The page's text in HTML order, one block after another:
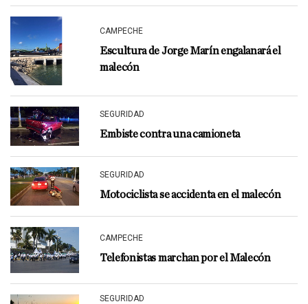
CAMPECHE
Escultura de Jorge Marín engalanará el
malecón
SEGURIDAD
Embiste contra una camioneta
SEGURIDAD
Motociclista se accidenta en el malecón
CAMPECHE
Telefonistas marchan por el Malecón
SEGURIDAD